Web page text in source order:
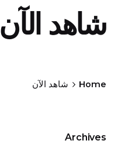
شاهد الآن
Home شاهد الآن
Archives